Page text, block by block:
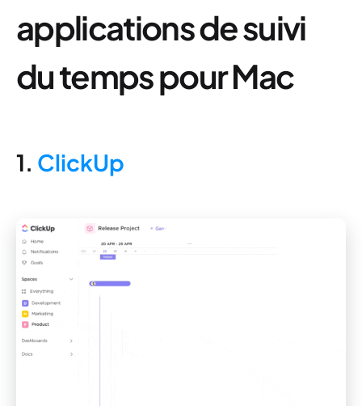
applications de suivi
du temps pour Mac
1. ClickUp